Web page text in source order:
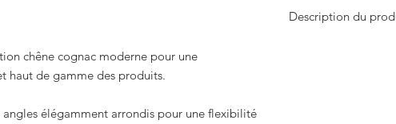
chêne cognac moderne pour une
haut de gamme des produits.
angles élégamment arrondis pour une flexibilité
Description du